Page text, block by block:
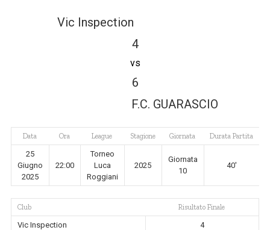
Vic Inspection
4
vs
6
F.C. GUARASCIO
Data Ora League Stagione Giornata Durata Partita
25
Giugno
2025
22:00
Torneo
Luca
Roggiani
2025
Giornata
10
40'
Club Risultato Finale
Vic Inspection
4